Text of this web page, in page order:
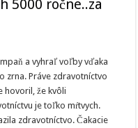
5000 ročne..za
a vyhraľ voľby vďaka
zrna. Práve zdravotníctvo
hovoril, že kvôli
je toľko mŕtvych.
zdravotníctvo. Čakacie